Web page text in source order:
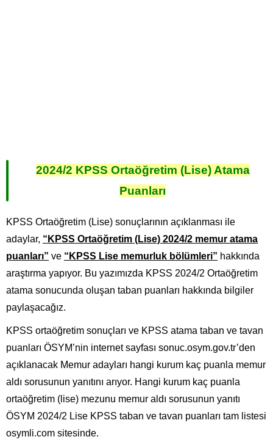
2024/2 KPSS Ortaöğretim (Lise) Atama
Puanları
KPSS Ortaöğretim (Lise) sonuçlarının açıklanması ile
adaylar, “KPSS Ortaöğretim (Lise) 2024/2 memur atama
puanları” ve “KPSS Lise memurluk bölümleri” hakkında
araştırma yapıyor. Bu yazımızda KPSS 2024/2 Ortaöğretim
atama sonucunda oluşan taban puanları hakkında bilgiler
paylaşacağız.
KPSS ortaöğretim sonuçları ve KPSS atama taban ve tavan
puanları ÖSYM’nin internet sayfası sonuc.osym.gov.tr’den
açıklanacak Memur adayları hangi kurum kaç puanla memur
aldı sorusunun yanıtını arıyor. Hangi kurum kaç puanla
ortaöğretim (lise) mezunu memur aldı sorusunun yanıtı
ÖSYM 2024/2 Lise KPSS taban ve tavan puanları tam listesi
osymli.com sitesinde.